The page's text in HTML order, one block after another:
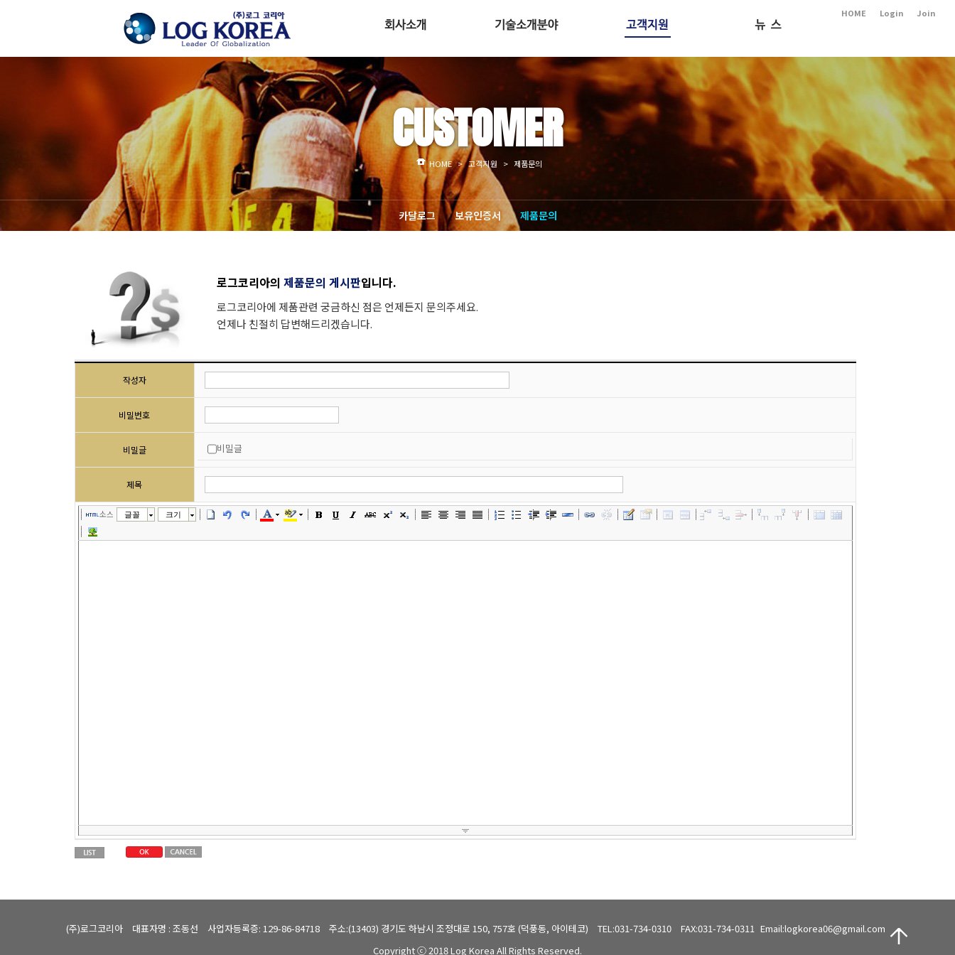
경영이념
조직도
회사위치
주요 고객사
인테그리스
퓨어라인
버커트
GFI 캡슐소화기
MFC
카달로그
보유인증서
제품문의
소식
제품영상
HOME Login Join
CUSTOMER
카달로그 보유인증서 제품문의
HOME > 고객지원 > 제품문의
로그코리아의 제품문의 게시판입니다.
로그코리아에 제품관련 궁금하신 점은 언제든지 문의주세요.
언제나 친절히 답변해드리겠습니다.
작성자
비밀번호
비밀글 비밀글
제목
소스 글꼴 크기
(주)로그코리아 대표자명 : 조동선 사업자등록증: 129-86-84718 주소:(13403) 경기도 하남시 조정대로 150, 757호 (덕풍동, 아이테코) TEL:031-734-0310 FAX:031-734-0311 Email:logkorea06@gmail.com
Copyright ⓒ 2018 Log Korea All Rights Reserved.